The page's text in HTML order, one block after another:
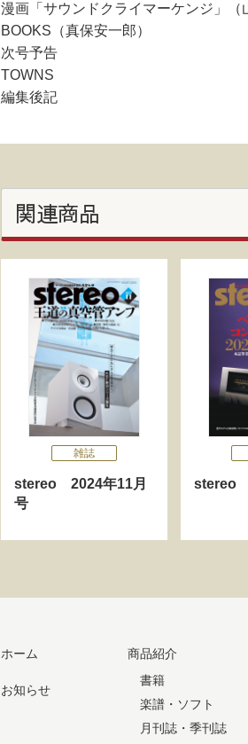
漫画「サウンドクライマーケンジ」（
BOOKS（真保安一郎）
次号予告
TOWNS
編集後記
関連商品
雑誌
stereo 2024年11月
号
stereo
ホーム
お知らせ
商品紹介
書籍
楽譜・ソフト
月刊誌・季刊誌